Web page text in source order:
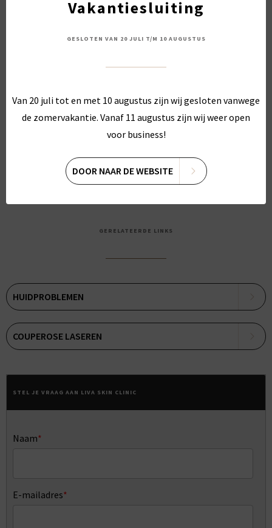
Vakantiesluiting
GESLOTEN VAN 20 JULI T/M 10 AUGUSTUS
Van 20 juli tot en met 10 augustus zijn wij gesloten vanwege
de zomervakantie. Vanaf 11 augustus zijn wij weer open
voor business!
DOOR NAAR DE WEBSITE
Persoonlijk advies voor jouw huid
Wil je jouw couperose verminderen en werken aan een
ontvang persoonlijk advies afgestemd op jouw huid.
GERELATEERDE LINKS
HUIDPROBLEMEN
COUPEROSE LASEREN
STEL JE VRAAG AAN LIVA SKIN CLINIC
Naam*
E-mailadres*